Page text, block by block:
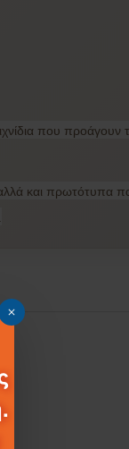
που προάγουν
και πρωτότυπα